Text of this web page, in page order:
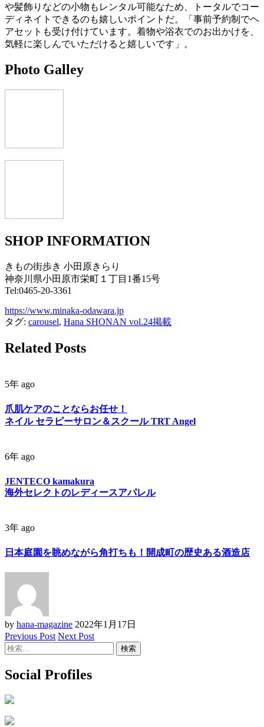
や髪飾りなどの小物もレンタル可能なため、トータルでコー
ディネイトできるのも嬉しいポイントだ。「事前予約制でヘ
アセットも受け付けています。着物や浴衣でのお出かけを、
気軽に楽しんでいただけると嬉しいです」。
Photo Galley
SHOP INFORMATION
きもの街歩き 小田原きらり
神奈川県小田原市栄町１丁目1番15号
Tel:0465-20-3361
https://www.minaka-odawara.jp
タグ: carousel, Hana SHONAN vol.24掲載
Related Posts
5年 ago
爪肌ケアのことならお任せ！
ネイル セラピーサロン＆スクール TRT Angel
6年 ago
JENTECO kamakura
海外セレクトのレディースアパレル
3年 ago
日本庭園を眺めながら角打ちも！開成町の歴史ある酒造店
by hana-magazine 2022年1月17日
Previous Post Next Post
検
Social Profiles